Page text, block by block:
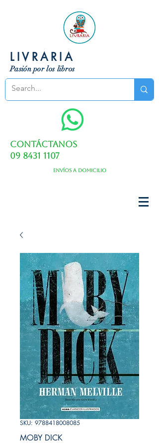
LIVRARIA
Pasión por los libros
Contáctanos
09 8431 1107
Envíos a domicilio
SKU: 9788418008085
MOBY DICK